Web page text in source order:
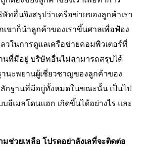
ทอื่นจึงสรุปว่าเครือข่ายของลูกค้าเรา
ขาก็นำลูกค้าของเราขึ้นศาลเพื่อฟ้อง
วในการดูแลเครือข่ายคอมพิวเตอร์ที่
นที่มีอยู่ บริษัทอื่นไม่สามารถสรุปได้
านะพยานผู้เชี่ยวชาญของลูกค้าของ
ลักฐานที่มีอยู่ทั้งหมดในขณะนั้น เป็นไป
อีเมลโดนแฮก เกิดขึ้นได้อย่างไร และ
ช่วยเหลือ โปรดอย่าลังเลที่จะติดต่อ